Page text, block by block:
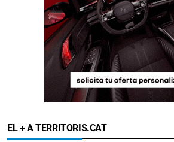
EL + A TERRITORIS.CAT